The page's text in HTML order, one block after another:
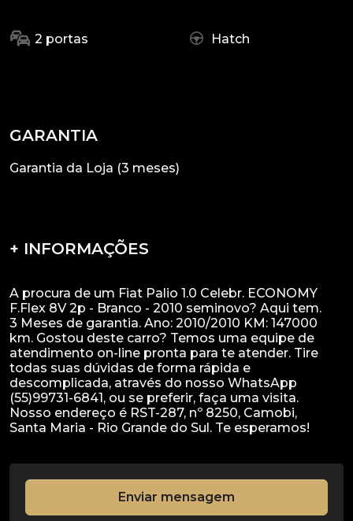
2 portas Hatch
GARANTIA
Garantia da Loja (3 meses)
+ INFORMAÇÕES
A procura de um Fiat Palio 1.0 Celebr. ECONOMY
F.Flex 8V 2p - Branco - 2010 seminovo? Aqui tem.
3 Meses de garantia. Ano: 2010/2010 KM: 147000
km. Gostou deste carro? Temos uma equipe de
atendimento on-line pronta para te atender. Tire
todas suas dúvidas de forma rápida e
descomplicada, através do nosso WhatsApp
(55)99731-6841, ou se preferir, faça uma visita.
Nosso endereço é RST-287, nº 8250, Camobi,
Enviar mensagem